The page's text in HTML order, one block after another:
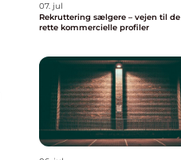
07. jul
Rekruttering sælgere – vejen til de
rette kommercielle profiler